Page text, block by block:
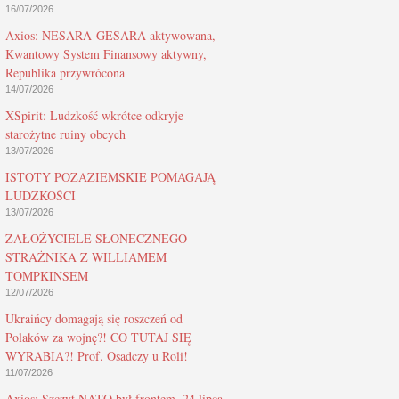
16/07/2026
Axios: NESARA-GESARA aktywowana,
Kwantowy System Finansowy aktywny,
Republika przywrócona
14/07/2026
XSpirit: Ludzkość wkrótce odkryje
starożytne ruiny obcych
13/07/2026
ISTOTY POZAZIEMSKIE POMAGAJĄ
LUDZKOŚCI
13/07/2026
ZAŁOŻYCIELE SŁONECZNEGO
STRAŻNIKA Z WILLIAMEM
TOMPKINSEM
12/07/2026
Ukraińcy domagają się roszczeń od
Polaków za wojnę?! CO TUTAJ SIĘ
WYRABIA?! Prof. Osadczy u Roli!
11/07/2026